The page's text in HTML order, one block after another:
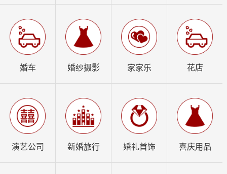
婚车 婚纱摄影 家家乐 花店
演艺公司 新婚旅行 婚礼首饰 喜庆用品